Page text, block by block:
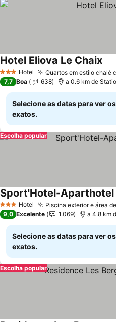
3 EstrelasHotel Quartos em estilo chalé
Hotel Eliova Le Chaix
7,7 Boa 638 a 0.6 km de
Selecione as datas para ver
exatos.
Escolha popular
3 EstrelasHotel Piscina exterior e área
Sport'Hotel-Aparthotel
9,0 Excelente 1.069 a 4.8 km
Selecione as datas para ver
exatos.
Escolha popular